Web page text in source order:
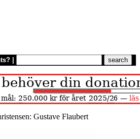
Gustave Flaubert